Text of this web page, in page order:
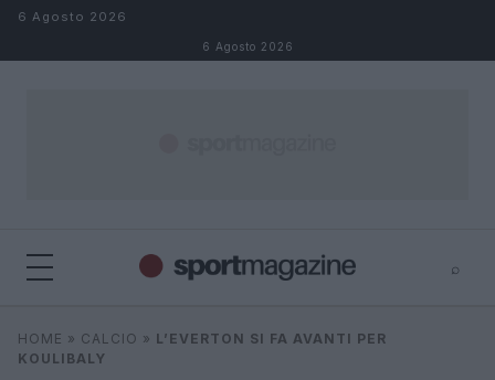
Salta al contenuto
6 Agosto 2026
6 Agosto 2026
⌕
Cerca
HOME » CALCIO » L’EVERTON SI FA AVANTI PER
KOULIBALY